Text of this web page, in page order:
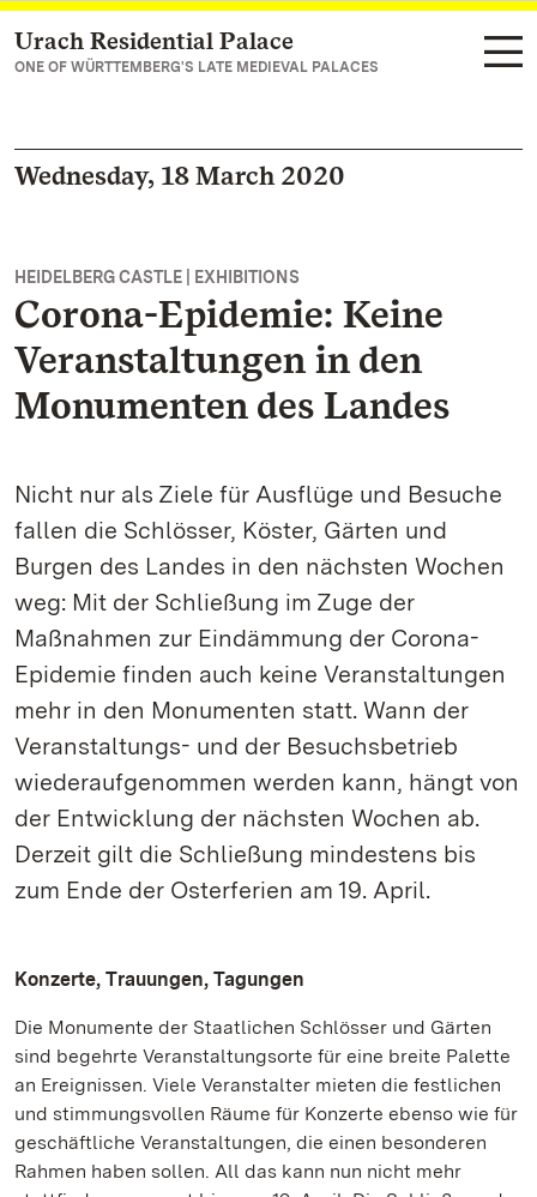
Navigate to main page
Urach Residential Palace
ONE OF WÜRTTEMBERG'S LATE MEDIEVAL PALACES
Wednesday, 18 March 2020
HEIDELBERG CASTLE | EXHIBITIONS
Corona-Epidemie: Keine
Veranstaltungen in den
Monumenten des Landes
Nicht nur als Ziele für Ausflüge und Besuche
fallen die Schlösser, Köster, Gärten und
Burgen des Landes in den nächsten Wochen
weg: Mit der Schließung im Zuge der
Maßnahmen zur Eindämmung der Corona-
Epidemie finden auch keine Veranstaltungen
mehr in den Monumenten statt. Wann der
Veranstaltungs- und der Besuchsbetrieb
wiederaufgenommen werden kann, hängt von
der Entwicklung der nächsten Wochen ab.
Derzeit gilt die Schließung mindestens bis
zum Ende der Osterferien am 19. April.
Konzerte, Trauungen, Tagungen
Die Monumente der Staatlichen Schlösser und Gärten
sind begehrte Veranstaltungsorte für eine breite Palette
an Ereignissen. Viele Veranstalter mieten die festlichen
und stimmungsvollen Räume für Konzerte ebenso wie für
geschäftliche Veranstaltungen, die einen besonderen
Rahmen haben sollen. All das kann nun nicht mehr